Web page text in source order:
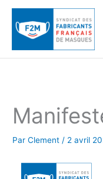
contenu
ParClement / 2 avril